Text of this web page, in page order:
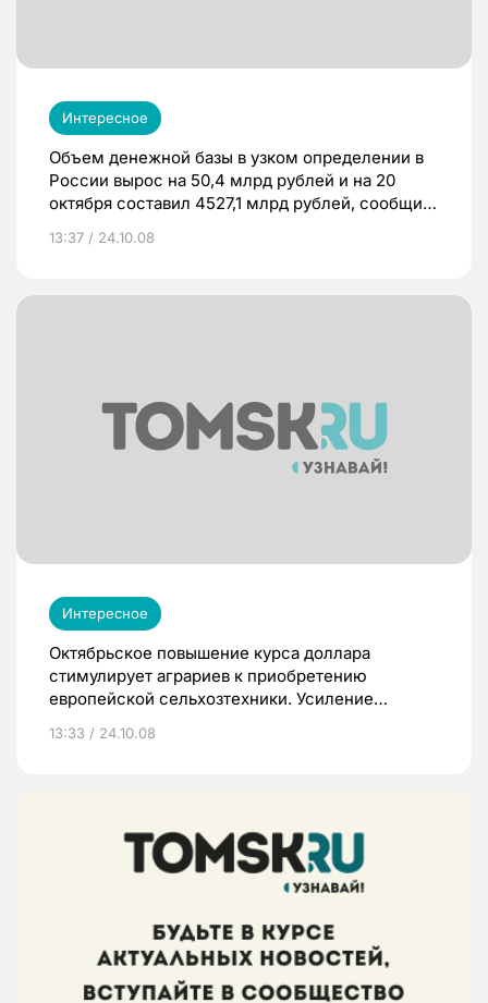
Интересное
Объем денежной базы в узком определении в
России вырос на 50,4 млрд рублей и на 20
октября составил 4527,1 млрд рублей, сообщил
Банка России.
13:37 / 24.10.08
Интересное
Октябрьское повышение курса доллара
стимулирует аграриев к приобретению
европейской сельхозтехники. Усиление
тракторов и агрегатов и укреплению позиций
13:33 / 24.10.08